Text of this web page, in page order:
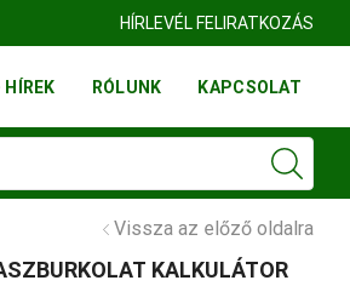
HÍRLEVÉL FELIRATKOZÁS
RÓLUNK KAPCSOLAT
Vissza az előző oldalra
KALKULÁTOR